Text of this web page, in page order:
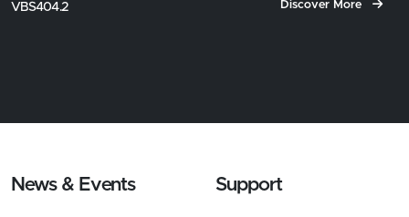
VBS404.2 Discover More
News & Events Support